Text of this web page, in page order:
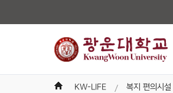
KW-LIFE 복지 편의시설